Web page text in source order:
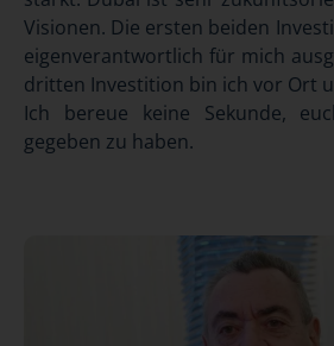
Visionen. Die ersten beiden
eigenverantwortlich für mich
dritten Investition bin ich vor Ort
Ich bereue keine Sekunde,
gegeben zu haben.